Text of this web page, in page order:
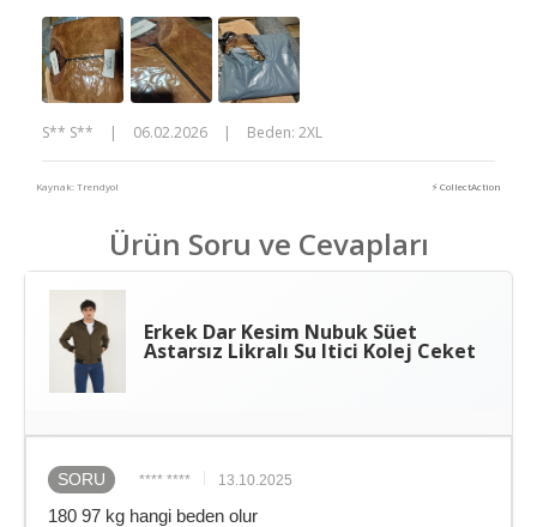
S** S** | 06.02.2026 | Beden: 2XL
Kaynak: Trendyol ⚡ CollectAction
Ürün Soru ve Cevapları
Erkek Dar Kesim Nubuk Süet
Astarsız Likralı Su Itici Kolej Ceket
SORU **** **** 13.10.2025
180 97 kg hangi beden olur